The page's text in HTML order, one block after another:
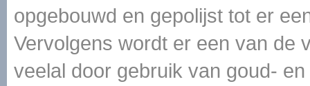
opgebouwd en gepolijst tot er
Vervolgens wordt er een van de
veelal door gebruik van goud-